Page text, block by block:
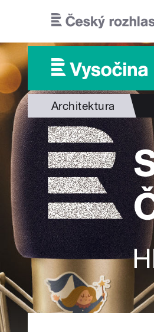
Architektura